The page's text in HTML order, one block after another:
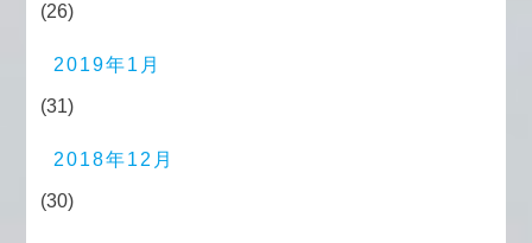
(26)
2019年1月
(31)
2018年12月
(30)